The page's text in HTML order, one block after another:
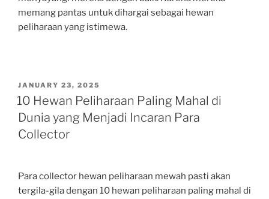
memang pantas untuk dihargai sebagai hewan
peliharaan yang istimewa.
POSTED
ON
JANUARY 23, 2025
10 Hewan Peliharaan Paling Mahal di
Dunia yang Menjadi Incaran Para
Collector
Para collector hewan peliharaan mewah pasti akan
tergila-gila dengan 10 hewan peliharaan paling mahal di